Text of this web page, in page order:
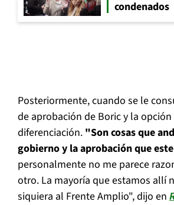
condenados
Posteriormente, cuando se le
de aprobación de Boric y la
diferenciación. "Son cosas que
gobierno y la aprobación que
personalmente no me parece
otro. La mayoría que estamos allí
siquiera al Frente Amplio", dijo en